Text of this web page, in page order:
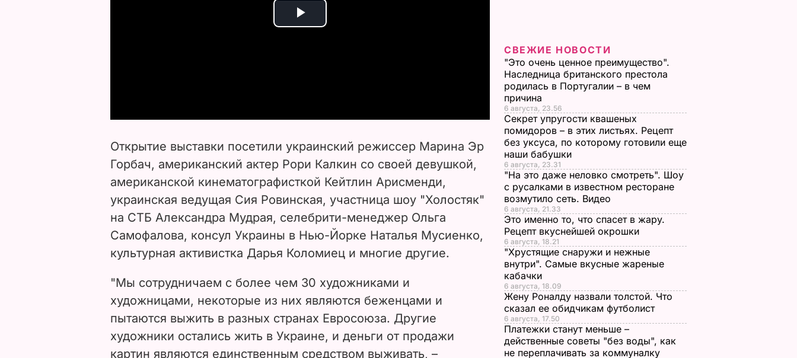
P
i
d
e
o
Открытие выставки посетили украинский режиссер Марина Эр
Горбач, американский актер Рори Калкин со своей девушкой,
американской кинематографисткой Кейтлин Арисменди,
украинская ведущая Сия Ровинская, участница шоу "Холостяк"
на СТБ Александра Мудрая, селебрити-менеджер Ольга
Самофалова, консул Украины в Нью-Йорке Наталья Мусиенко,
культурная активистка Дарья Коломиец и многие другие.
"Мы сотрудничаем с более чем 30 художниками и
художницами, некоторые из них являются беженцами и
пытаются выжить в разных странах Евросоюза. Другие
художники остались жить в Украине, и деньги от продажи
картин являются единственным средством выживать, –
СВЕЖИЕ НОВОСТИ
"Это очень ценное преимущество".
Наследница британского престола
родилась в Португалии – в чем
причина
6 августа, 23.56
Секрет упругости квашеных
помидоров – в этих листьях. Рецепт
без уксуса, по которому готовили еще
наши бабушки
6 августа, 23.31
"На это даже неловко смотреть". Шоу
с русалками в известном ресторане
возмутило сеть. Видео
6 августа, 21.33
Это именно то, что спасет в жару.
Рецепт вкуснейшей окрошки
6 августа, 18.21
"Хрустящие снаружи и нежные
внутри". Самые вкусные жареные
кабачки
6 августа, 18.09
Жену Роналду назвали толстой. Что
сказал ее обидчикам футболист
6 августа, 17.50
Платежки станут меньше –
действенные советы "без воды", как
не переплачивать за коммуналку